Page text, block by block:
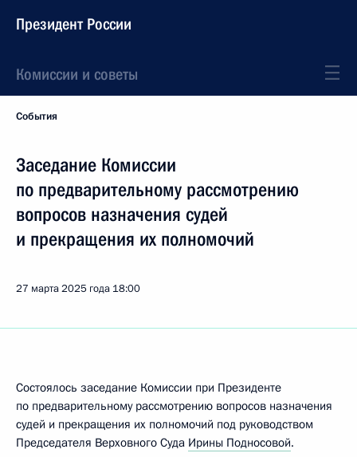
Президент России
Комиссии и советы
События
Заседание Комиссии
по предварительному рассмотрению
вопросов назначения судей
и прекращения их полномочий
27 марта 2025 года 18:00
Состоялось заседание Комиссии при Президенте
по предварительному рассмотрению вопросов назначения
судей и прекращения их полномочий под руководством
Председателя Верховного Суда Ирины Подносовой.